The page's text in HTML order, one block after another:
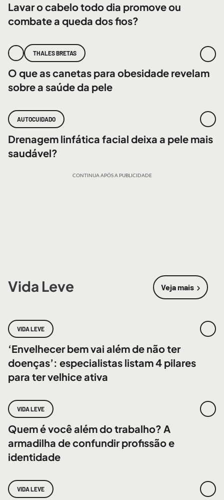
Lavar o cabelo todo dia promove ou
combate a queda dos fios?
THALES BRETAS
O que as canetas para obesidade revelam
sobre a saúde da pele
AUTOCUIDADO
Drenagem linfática facial deixa a pele mais
saudável?
CONTINUA APÓS A PUBLICIDADE
Vida Leve Veja mais
sobre Vida
VIDA LEVE
‘Envelhecer bem vai além de não ter
doenças’: especialistas listam 4 pilares
para ter velhice ativa
VIDA LEVE
Quem é você além do trabalho? A
armadilha de confundir profissão e
identidade
VIDA LEVE